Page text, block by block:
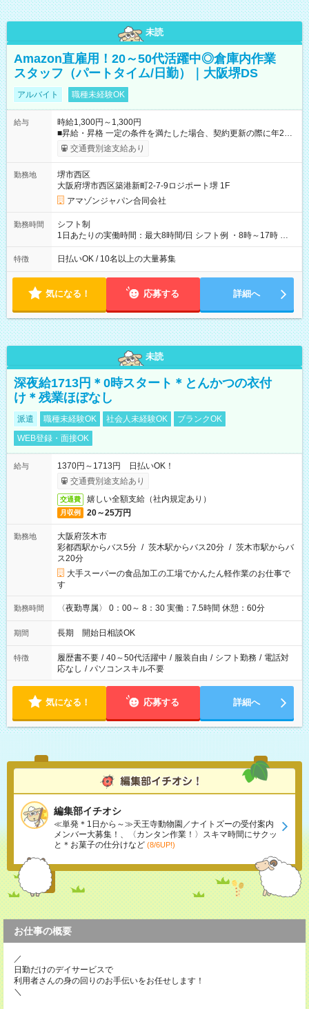
未読
Amazon直雇用！20～50代活躍中◎倉庫内作業
スタッフ（パートタイム/日勤）｜大阪堺DS
アルバイト 職種未経験OK
給与
時給1,300円～1,300円
■昇給・昇格 一定の条件を満たした場合、契約更新の際に年2回
まで昇給の機会があります。 ■正社員登用制度あり ※月末締/翌
月25日支払い ※時間外手当、別途支給 ※深夜割増賃金 (22:00～
☆Amazon直雇用で安定して働けます！ 【試用期間】試用期間
あり 試用期間の長さ：1週間 雇用形態、給与は本採用時と同じ
です。
交通費別途支給あり
勤務地
堺市西区
大阪府堺市西区築港新町2-7-9ロジポート堺 1F
アマゾンジャパン合同会社
勤務時間
シフト制
1日あたりの実働時間：最大8時間/日 シフト例 ・8時～17時 ・
12時～21時
特徴 日払いOK / 10名以上の大量募集
気になる！ 応募する 詳細へ
未読
深夜給1713円＊0時スタート＊とんかつの衣付
け＊残業ほぼなし
派遣 職種未経験OK 社会人未経験OK
ブランクOK
WEB登録・面接OK
給与
1370円～1713円 日払いOK！
交通費別途支給あり
交通費 嬉しい全額支給（社内規定あり）
月収例 20～25万円
勤務地
大阪府茨木市
彩都西駅からバス5分 / 茨木駅からバス20分 / 茨木市駅からバ
ス20分
大手スーパーの食品加工の工場でかんたん軽作業のお仕事で
す
勤務時間 〈夜勤専属〉 0：00～ 8：30 実働：7.5時間 休憩：60分
期間 長期 開始日相談OK
特徴 履歴書不要 / 40～50代活躍中 / 服装自由 / シフト勤務 / 電話対
応なし / パソコンスキル不要
気になる！ 応募する 詳細へ
編集部イチオシ
≪単発＊1日から～≫天王寺動物園／ナイトズーの受付案内
メンバー大募集！、〈カンタン作業！〉スキマ時間にサクッ
と＊お菓子の仕分けなど (8/6UP!)
お仕事の概要
／
日勤だけのデイサービスで
利用者さんの身の回りのお手伝いをお任せします！
＼